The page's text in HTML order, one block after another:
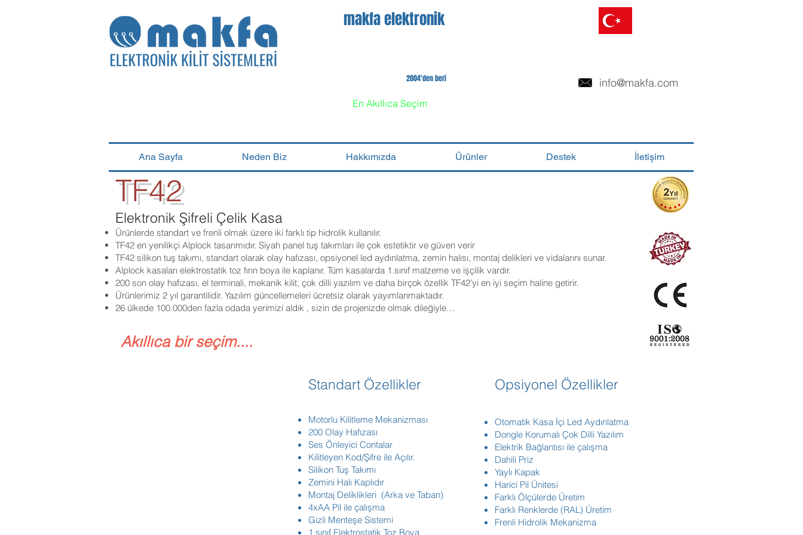
makfa elektronik
2004'den beri
En Akıllıca Seçim
info@makfa.com
Ana Sayfa Neden Biz Hakkımızda Ürünler Destek İletişim
Akıllıca bir seçim....
TF42
Elektronik Şifreli Çelik Kasa
Ürünlerde standart ve frenli olmak üzere iki farklı tip hidrolik kullanılır.
TF42 en yenilikçi Alplock tasarımıdır. Siyah panel tuş takımları ile çok estetiktir ve güven verir
TF42 silikon tuş takımı, standart olarak olay hafızası, opsiyonel led aydınlatma, zemin halısı, montaj delikleri ve vidalarını sunar.
Alplock kasaları elektrostatik toz fırın boya ile kaplanır. Tüm kasalarda 1.sınıf malzeme ve işçilik vardır.
200 son olay hafızası, el terminali, mekanik kilit, çok dilli yazılım ve daha birçok özellik TF42’yi en iyi seçim haline getirir.
Ürünlerimiz 2 yıl garantilidir. Yazılım güncellemeleri ücretsiz olarak yayımlanmaktadır.
26 ülkede 100.000den fazla odada yerimizi aldık , sizin de projenizde olmak dileğiyle…
TFN42-Otel-Tipi-Kasa-r1
Standart Özellikler
Motorlu Kilitleme Mekanizması
200 Olay Hafızası
Ses Önleyici Contalar
Kilitleyen Kod/Şifre ile Açılır.
Silikon Tuş Takımı
Zemini Halı Kaplıdır
Montaj Deliklikleri (Arka ve Taban)
4xAA Pil ile çalışma
Gizli Menteşe Sistemi
1.sınıf Elektrostatik Toz Boya
Opsiyonel Özellikler
Otomatik Kasa İçi Led Aydınlatma
Dongle Korumalı Çok Dilli Yazılım
Elektrik Bağlantısı ile çalışma
Dahili Priz
Yaylı Kapak
Harici Pil Ünitesi
Farklı Ölçülerde Üretim
Farklı Renklerde (RAL) Üretim
Frenli Hidrolik Mekanizma